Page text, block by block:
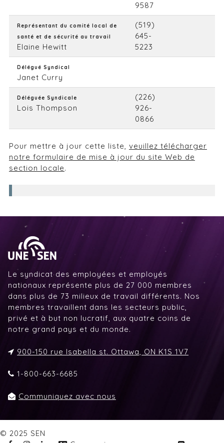
9587
Représentant du comité local de
santé et de sécurité au travail
Elaine Hewitt
(519)
645-
5223
Délégué Syndical
Janet Curry
Déléguée Syndicale
Lois Thompson
(226)
926-
0866
Pour mettre à jour cette liste, veuillez télécharger
notre formulaire de mise à jour du site Web de
section locale.
Le syndicat des employées et employés
nationaux représente plus de 27 000 membres
dans plus de 73 milieux de travail différents. Nos
membres travaillent dans les secteurs public,
privé et à but non lucratif, aux quatre coins de
notre grand pays et du monde.
900-150 rue Isabella st. Ottawa, ON K1S 1V7
1-800-663-6685
Communiquez avec nous
© 2025 SEN